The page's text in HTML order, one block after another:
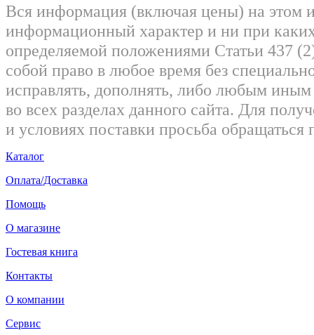
Вся информация (включая цены) на этом
информационный характер и ни при
определяемой положениями Статьи 437
собой право в любое время без
исправлять, дополнять, либо любым
во всех разделах данного сайта. Для
и условиях поставки просьба
Каталог
Оплата/Доставка
Помощь
О магазине
Гостевая книга
Контакты
О компании
Сервис